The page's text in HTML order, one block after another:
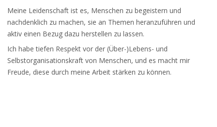
Meine Leidenschaft ist es, Menschen zu begeistern und
nachdenklich zu machen, sie an Themen heranzuführen und
aktiv einen Bezug dazu herstellen zu lassen.
Ich habe tiefen Respekt vor der (Über-)Lebens- und
Selbstorganisationskraft von Menschen, und es macht mir
Freude, diese durch meine Arbeit stärken zu können.